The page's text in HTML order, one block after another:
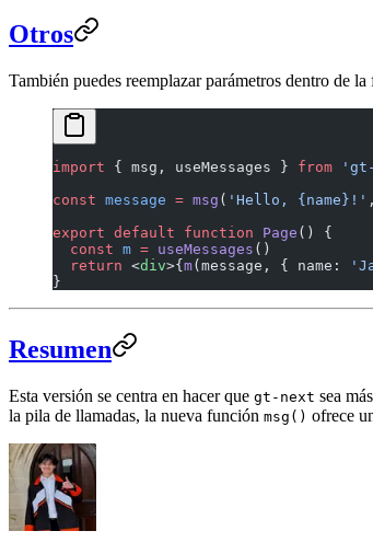
Otros
También puedes reemplazar parámetros dentro de la
import { msg, useMessages } from
const message = msg ( 'Hello, {name}!'
export default function Page () {
  const
m = useMessages ()
  return
<div>{ m(message, { name:
}
Resumen
Esta versión se centra en hacer que gt-next sea
la pila de llamadas, la nueva función msg() ofrece